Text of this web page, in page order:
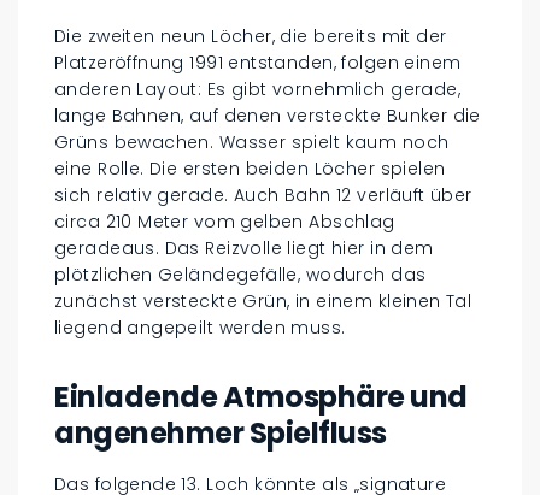
Die zweiten neun Löcher, die bereits mit der
Platzeröffnung 1991 entstanden, folgen einem
anderen Layout: Es gibt vornehmlich gerade,
lange Bahnen, auf denen versteckte Bunker die
Grüns bewachen. Wasser spielt kaum noch
eine Rolle. Die ersten beiden Löcher spielen
sich relativ gerade. Auch Bahn 12 verläuft über
circa 210 Meter vom gelben Abschlag
geradeaus. Das Reizvolle liegt hier in dem
plötzlichen Geländegefälle, wodurch das
zunächst versteckte Grün, in einem kleinen Tal
liegend angepeilt werden muss.
Einladende Atmosphäre und
angenehmer Spielfluss
Das folgende 13. Loch könnte als „signature